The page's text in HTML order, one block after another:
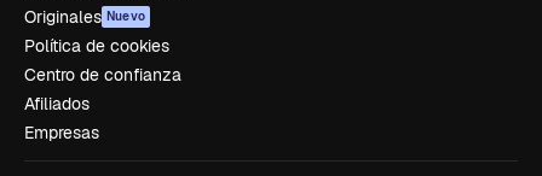
Originales Nuevo
Política de cookies
Centro de confianza
Afiliados
Empresas